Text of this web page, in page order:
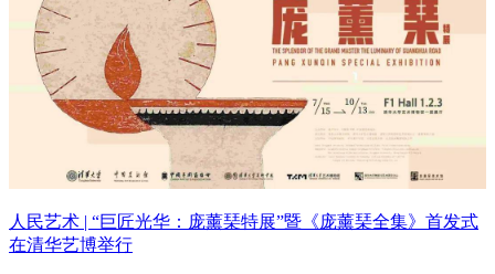
人民艺术 | “巨匠光华：庞薰琹特展”暨《庞薰琹全集》首发式
在清华艺博举行